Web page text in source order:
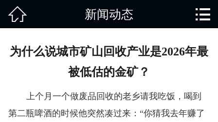
回收范围
 新闻动态 
为什么说城市矿山回收产业是2026年最
被低估的金矿？
上个月一个做废品回收的老乡请我吃饭，喝到
第二瓶啤酒的时候他突然凑过来：“你猜我去年赚了